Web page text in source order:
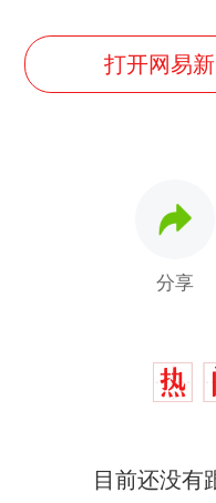
打开网易
分享
目前还没有
全部